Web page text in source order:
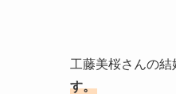
工藤美桜さんの結
す。